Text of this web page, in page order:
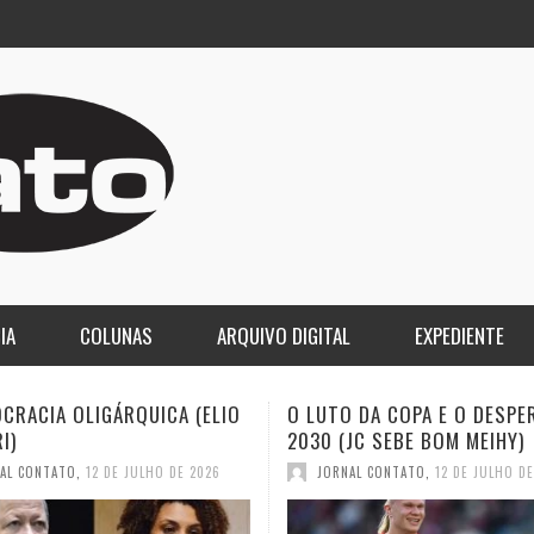
COLUNAS ARQUIVO DIGITAL EXPEDIENTE
COPA E O DESPERTAR DE
SEBE BOM MEIHY)
CONTATO 12 DE JULHO DE 2026
INFIDELIDADE COMO
HISTORIADOR NA TORCIDA
SEBE BOM MEIHY
JORNAL CONTATO, 28 DE JUNHO